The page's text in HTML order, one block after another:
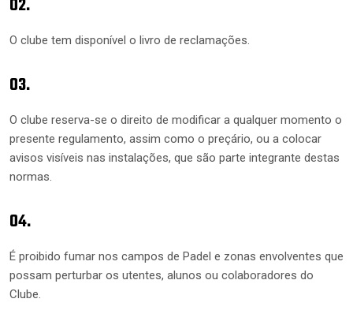
02.
O clube tem disponível o livro de reclamações.
03.
O clube reserva-se o direito de modificar a qualquer momento o
presente regulamento, assim como o preçário, ou a colocar
avisos visíveis nas instalações, que são parte integrante destas
normas.
04.
É proibido fumar nos campos de Padel e zonas envolventes que
possam perturbar os utentes, alunos ou colaboradores do
Clube.